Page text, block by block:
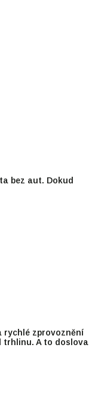
bez aut. Dokud
rychlé zprovoznění
A to doslova